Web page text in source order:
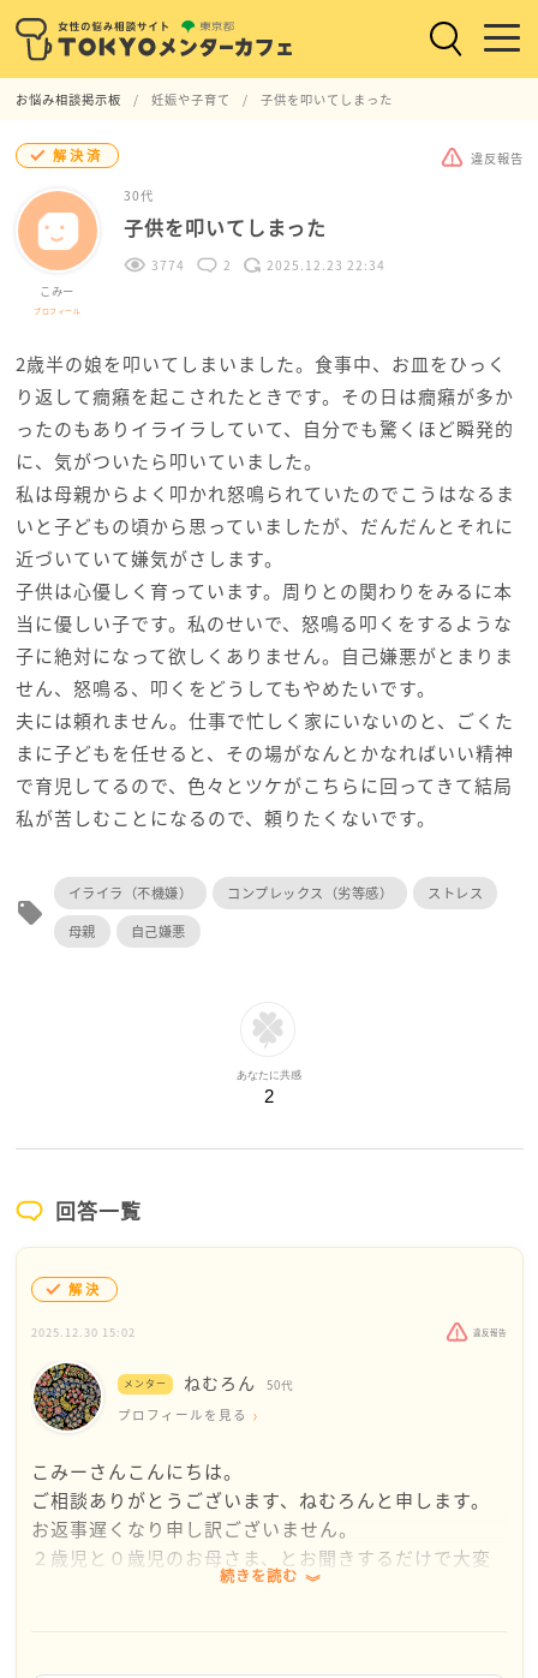
お悩み相談掲示板 妊娠や子育て 子供を叩いてしまった
解決済 違反報告
こみー
プロフィール
30代
子供を叩いてしまった
3774 2 2025.12.23 22:34
2歳半の娘を叩いてしまいました。食事中、お皿をひっく
り返して癇癪を起こされたときです。その日は癇癪が多か
ったのもありイライラしていて、自分でも驚くほど瞬発的
に、気がついたら叩いていました。
私は母親からよく叩かれ怒鳴られていたのでこうはなるま
いと子どもの頃から思っていましたが、だんだんとそれに
近づいていて嫌気がさします。
子供は心優しく育っています。周りとの関わりをみるに本
当に優しい子です。私のせいで、怒鳴る叩くをするような
子に絶対になって欲しくありません。自己嫌悪がとまりま
せん、怒鳴る、叩くをどうしてもやめたいです。
夫には頼れません。仕事で忙しく家にいないのと、ごくた
まに子どもを任せると、その場がなんとかなればいい精神
で育児してるので、色々とツケがこちらに回ってきて結局
私が苦しむことになるので、頼りたくないです。
local_offer
イライラ（不機嫌） コンプレックス（劣等感）
ストレス
母親
自己嫌悪
あなたに共感
2
回答一覧
解決
2025.12.30 15:02 違反報告
メンター ねむろん 50代
プロフィールを見る
こみーさんこんにちは。
ご相談ありがとうございます、ねむろんと申します。
お返事遅くなり申し訳ございません。
２歳児と０歳児のお母さま、とお聞きするだけで大変
さが伝わって参ります。続きを読む